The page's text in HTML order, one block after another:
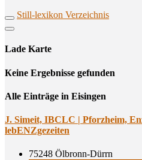
Still-lexikon Verzeichnis
Lade Karte
Кeine Ergebnisse gefunden
Alle Einträge in Eisingen
J. Simeit, IBCLC | Pforz­heim,
lebENZgezeiten
75248 Ölbronn-Dürrn